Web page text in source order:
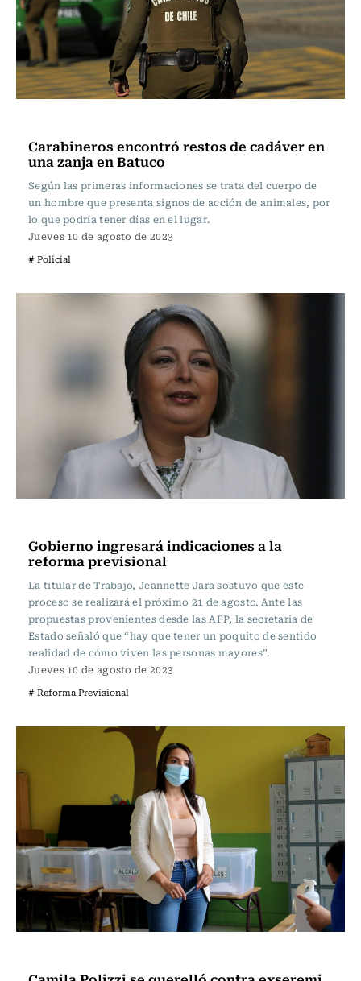
Carabineros encontró restos de cadáver en
una zanja en Batuco
Según las primeras informaciones se trata del cuerpo de
un hombre que presenta signos de acción de animales, por
lo que podría tener días en el lugar.
Jueves 10 de agosto de 2023
# Policial
Gobierno ingresará indicaciones a la
reforma previsional
La titular de Trabajo, Jeannette Jara sostuvo que este
proceso se realizará el próximo 21 de agosto. Ante las
propuestas provenientes desde las AFP, la secretaria de
Estado señaló que “hay que tener un poquito de sentido
realidad de cómo viven las personas mayores”.
Jueves 10 de agosto de 2023
# Reforma Previsional